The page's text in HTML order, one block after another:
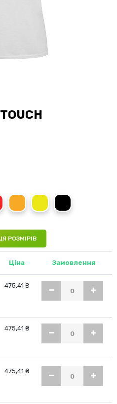
Red
Cyber OrangeCyber Yellow
Black Opal
РОЗМІРІВ
Ціна Замовлення
475,41 ₴
475,41 ₴
475,41 ₴